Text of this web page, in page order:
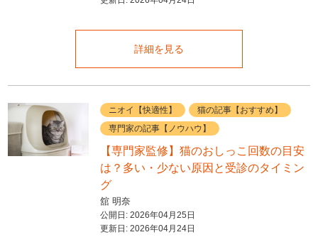
詳細を見る
ニオイ【快適性】
猫の記事【おすすめ】
専門家の記事【ノウハウ】
【専門家監修】猫のおしっこ回数の目安
は？多い・少ない原因と受診のタイミン
グ
舘 明奈
公開日: 2026年04月25日
更新日: 2026年04月24日